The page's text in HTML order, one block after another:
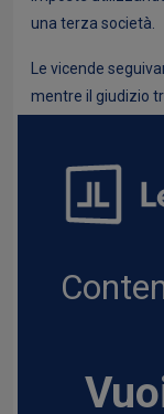
una terza società.
Le vicende
mentre il giudizio